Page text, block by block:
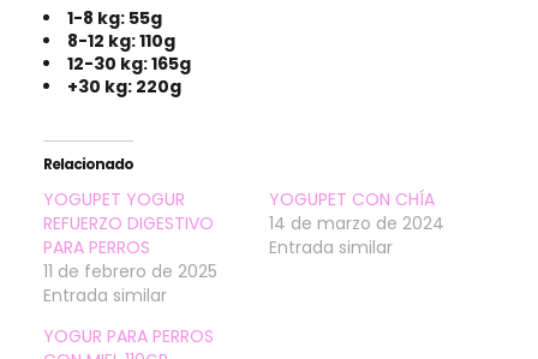
1-8 kg: 55g
8-12 kg: 110g
12-30 kg: 165g
+30 kg: 220g
Relacionado
YOGUPET YOGUR
REFUERZO DIGESTIVO
PARA PERROS
11 de febrero de 2025
Entrada similar
YOGUPET CON CHÍA
14 de marzo de 2024
Entrada similar
YOGUR PARA PERROS